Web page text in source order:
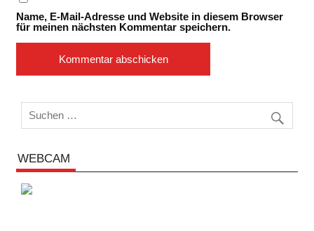
Name, E-Mail-Adresse und Website in diesem Browser
für meinen nächsten Kommentar speichern.
WEBCAM